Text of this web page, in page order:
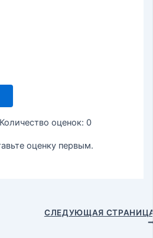
оценок: 0
оценку первым.
СЛЕДУЮЩАЯ